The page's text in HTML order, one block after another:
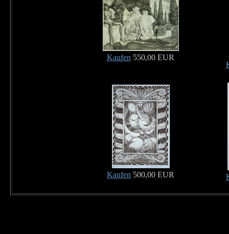
Kaufen 550,00 EUR
Kaufen 500,00 EUR